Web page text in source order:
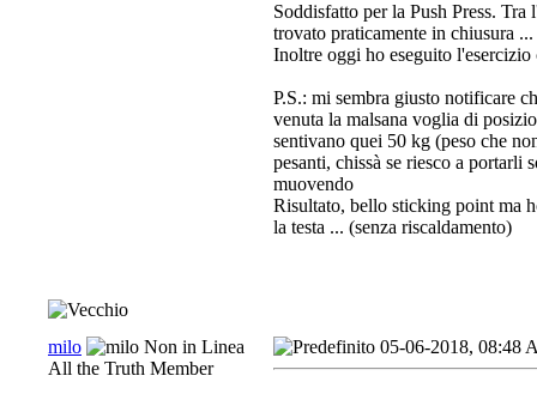
Soddisfatto per la Push Press.
trovato praticamente in chiusura
Inoltre oggi ho eseguito
P.S.: mi sembra giusto notificare
venuta la malsana voglia di
sentivano quei 50 kg (peso che
pesanti, chissà se riesco a portarli
muovendo
Risultato, bello sticking point ma
la testa ... (senza riscaldamento)
milo
All the Truth Member
05-06-2018, 08:48